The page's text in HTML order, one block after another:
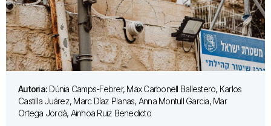
Autoria: Dúnia Camps-Febrer, Max Carbonell Ballestero, Karlos
Castilla Juárez, Marc Díaz Planas, Anna Montull Garcia, Mar
Ortega Jordà, Ainhoa Ruiz Benedicto